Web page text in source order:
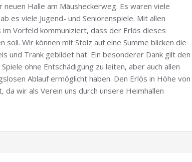
Halle am Mäusheckerweg. Es waren viele
es viele Jugend- und Seniorenspiele. Mit allen
Vorfeld kommuniziert, dass der Erlös dieses
Wir können mit Stolz auf eine Summe blicken die
und Trank gebildet hat. Ein besonderer Dank gilt den
ohne Entschädigung zu leiten, aber auch allen
Ablauf ermöglicht haben. Den Erlös in Höhe von
da wir als Verein uns durch unsere Heimhallen